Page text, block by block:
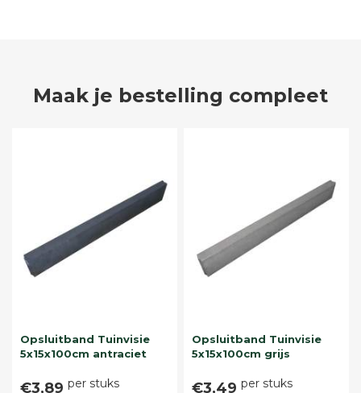
Maak je bestelling compleet
Opsluitband Tuinvisie
5x15x100cm antraciet
€3,89 per stuks
Opsluitband Tuinvisie
5x15x100cm grijs
€3,49 per stuks